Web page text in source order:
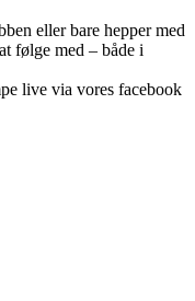
eller bare hepper med
følge med – både i
live via vores facebook